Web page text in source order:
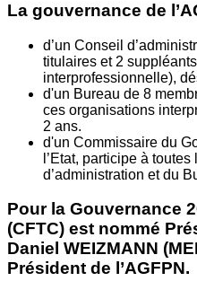
La gouvernance de
d’un Conseil
titulaires et 2
interprofessionnelle),
d'un Bureau de 8
ces organisations
2 ans.
d'un Commissaire du
l’Etat, participe à
d’administration et du
Pour la Gouvernance
(CFTC) est nommé
Daniel WEIZMANN
Président de l’AGFPN.